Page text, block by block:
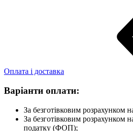
Оплата і доставка
Варіанти оплати:
За безготівковим розрахунком
За безготівковим розрахунком
податку (ФОП);